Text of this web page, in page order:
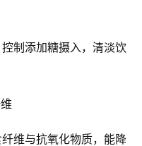
制添加糖摄入，清淡饮
维与抗氧化物质，能降